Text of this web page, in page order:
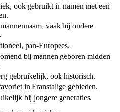
ook gebruikt in namen met een
vaak bij oudere
pan-Europees.
bij mannen geboren midden
gebruikelijk, ook historisch.
in Franstalige gebieden.
bij jongere generaties.